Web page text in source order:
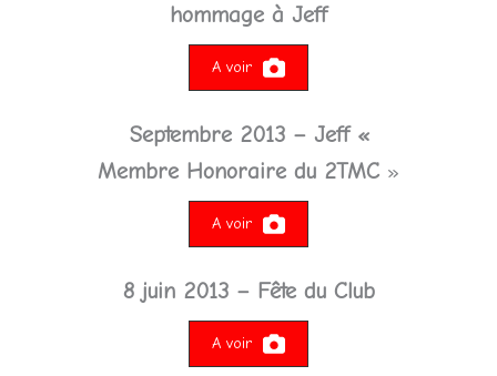
hommage à Jeff
A voir
Septembre 2013 – Jeff «
Membre Honoraire du 2TMC »
A voir
8 juin 2013 – Fête du Club
A voir